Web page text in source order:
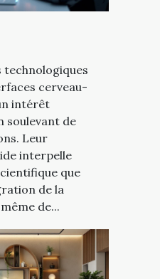
technologiques
cerveau-
intérêt
soulevant de
Leur
interpelle
que
de la
de...